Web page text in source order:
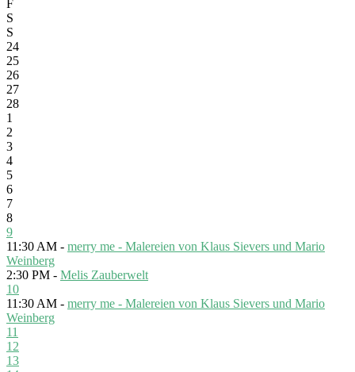
F
S
S
24
25
26
27
28
1
2
3
4
5
6
7
8
9
11:30 AM - merry me - Malereien von Klaus Sievers und Mario
Weinberg
2:30 PM - Melis Zauberwelt
10
11:30 AM - merry me - Malereien von Klaus Sievers und Mario
Weinberg
11
12
13